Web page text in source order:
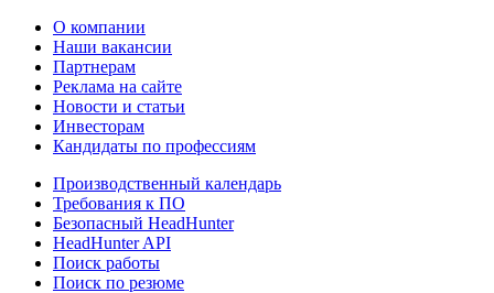
О компании
Наши вакансии
Партнерам
Реклама на сайте
Новости и статьи
Инвесторам
Кандидаты по профессиям
Производственный календарь
Требования к ПО
Безопасный HeadHunter
HeadHunter API
Поиск работы
Поиск по резюме